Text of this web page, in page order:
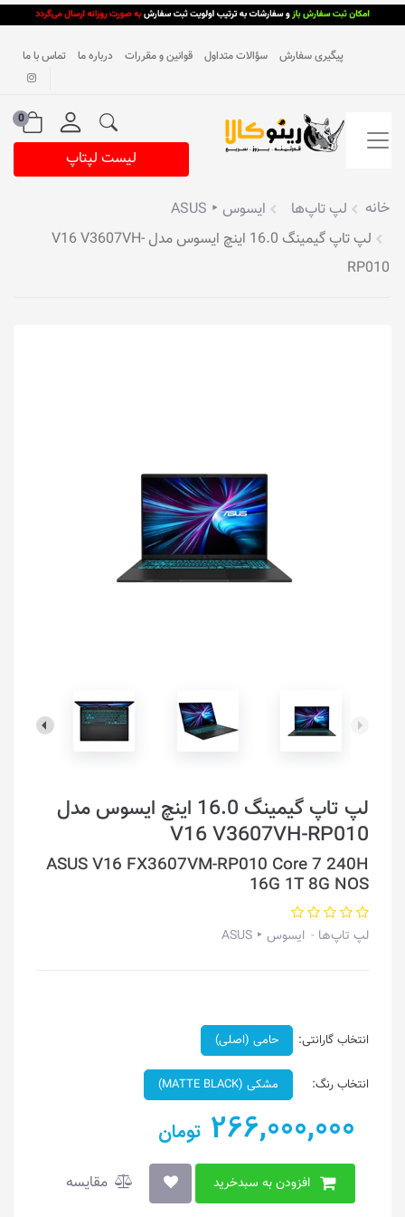
پیگیری سفارش سؤالات متداول قوانین و مقررات درباره ما تماس با ما
0
لیست لپتاپ
خانه لپ تاپ‌ها
ایسوس ‣ ASUS
لپ تاپ گیمینگ 16.0 اینچ ایسوس مدل V16 V3607VH-
RP010
لپ تاپ گیمینگ 16.0 اینچ ایسوس مدل
V16 V3607VH-RP010
ASUS V16 FX3607VM-RP010 Core 7 240H
16G 1T 8G NOS
لپ تاپ‌ها ایسوس ‣ ASUS
انتخاب گارانتی: حامی (اصلی)
انتخاب رنگ: مشکی (MATTE BLACK)
266,000,000 تومان
افزودن به سبدخرید مقایسه